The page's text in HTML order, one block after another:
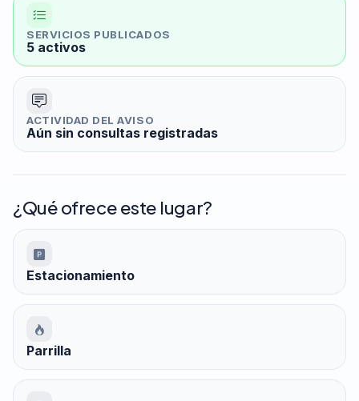
SERVICIOS PUBLICADOS
5 activos
ACTIVIDAD DEL AVISO
Aún sin consultas registradas
¿Qué ofrece este lugar?
Estacionamiento
Parrilla